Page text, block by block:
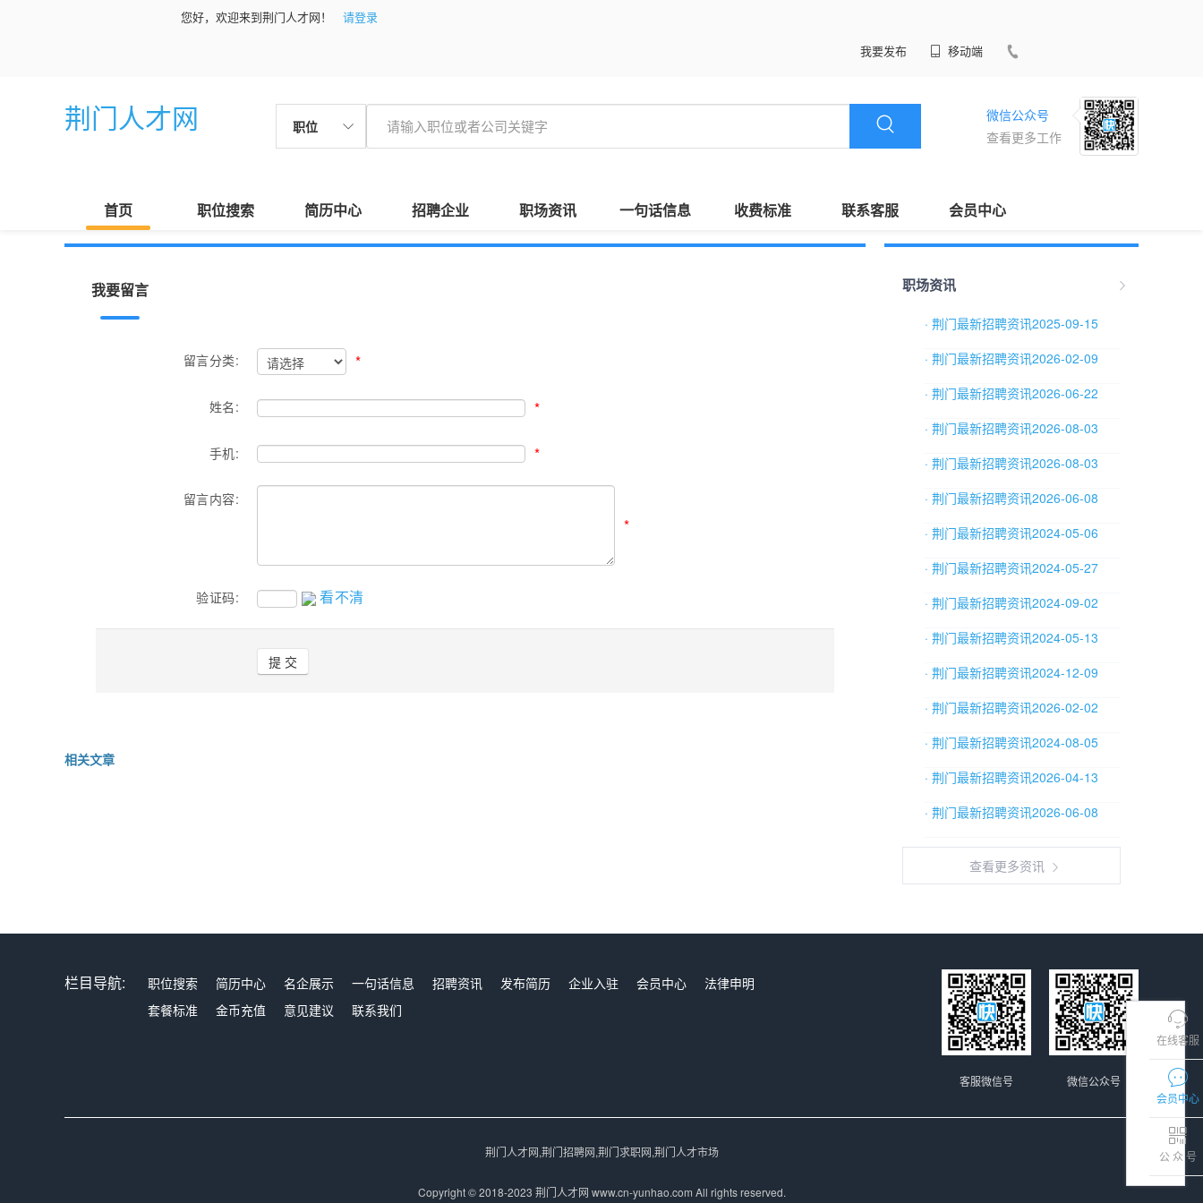
您好，欢迎来到荆门人才网！
请登录
我要发布
移动端
荆门人才网 职位
微信公众号
查看更多工作
首页 职位搜索 简历中心 招聘企业 职场资讯 一句话信息 收费标准 联系客服 会员中心
在线客服
会员中心
公 众 号
我要留言
留言分类: *
姓名: *
手机: *
留言内容:
*
验证码: 看不清
相关文章
职场资讯
· 荆门最新招聘资讯2025-09-15
· 荆门最新招聘资讯2026-02-09
· 荆门最新招聘资讯2026-06-22
· 荆门最新招聘资讯2026-08-03
· 荆门最新招聘资讯2026-08-03
· 荆门最新招聘资讯2026-06-08
· 荆门最新招聘资讯2024-05-06
· 荆门最新招聘资讯2024-05-27
· 荆门最新招聘资讯2024-09-02
· 荆门最新招聘资讯2024-05-13
· 荆门最新招聘资讯2024-12-09
· 荆门最新招聘资讯2026-02-02
· 荆门最新招聘资讯2024-08-05
· 荆门最新招聘资讯2026-04-13
· 荆门最新招聘资讯2026-06-08
查看更多资讯
栏目导航: 职位搜索 简历中心 名企展示 一句话信息 招聘资讯 发布简历 企业入驻 会员中心
法律申明
套餐标准
金币充值 意见建议 联系我们
微信公众号
客服微信号
荆门人才网,荆门招聘网,荆门求职网,荆门人才市场
Copyright © 2018-2023 荆门人才网 www.cn-yunhao.com All rights reserved.